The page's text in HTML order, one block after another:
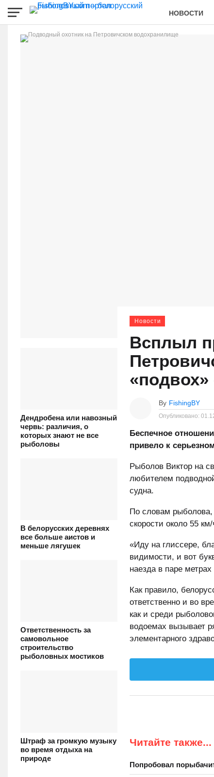
НОВОСТИ
Дендробена или навозный
червь: различия, о
которых знают не все
рыболовы
В белорусских деревнях
все больше аистов и
меньше лягушек
Ответственность за
самовольное
строительство
рыболовных мостиков
Штраф за громкую музыку
во время отдыха на
природе
Новости
Всплыл
By FishingBY
Опубликовано:
Беспечное
привело к
Рыболов Виктор на
любителем
судна.
По словам рыболова,
скорости около 55 км/
«Иду на глиссере,
видимости, и вот
наезда в паре
Как правило,
ответственно и во
как и среди
водоемах вызывает
элементарного
Читайте также...
Попробовал